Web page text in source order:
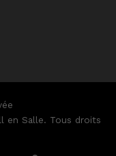
en Salle. Tous droits